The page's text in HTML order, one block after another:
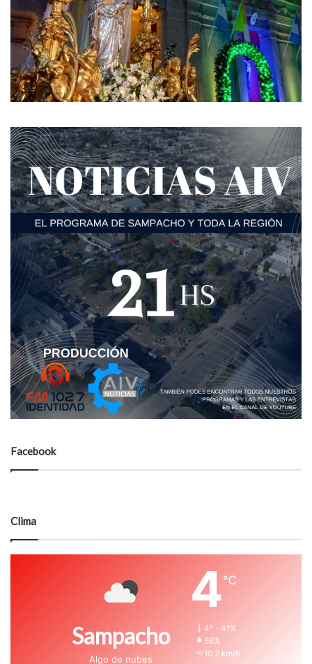
Facebook
Clima
Sampacho
Algo de nubes
4℃
4º - 4º%
66%
10.2 km/h